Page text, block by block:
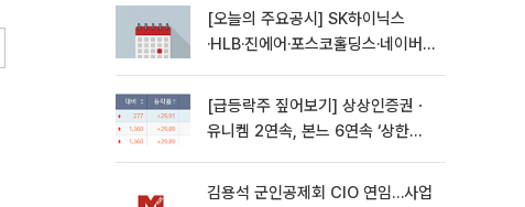
[오늘의 주요공시] SK하이닉스
·HLB·진에어·포스코홀딩스·네이버·
[급등락주 짚어보기] 상상인증권ㆍ
유니켐 2연속, 본느 6연속 ‘상한
김용석 군인공제회 CIO 연임…사업